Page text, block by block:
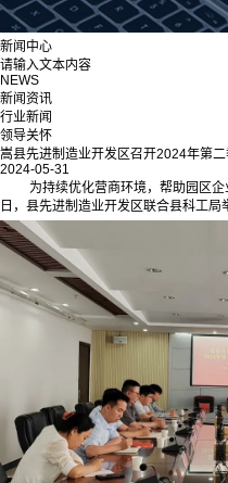
新闻中心
请输入文本内容
NEWS
新闻资讯
行业新闻
领导关怀
嵩县先进制造业开发区召开2024年第
2024-05-31
为持续优化营商环境，帮助园区
日，县先进制造业开发区联合县科工局